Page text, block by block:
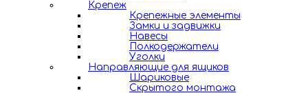
Крепеж
Крепежные элементы
Замки и задвижки
Навесы
Полкодержатели
Уголки
Направляющие для ящиков
Шариковые
Скрытого монтажа